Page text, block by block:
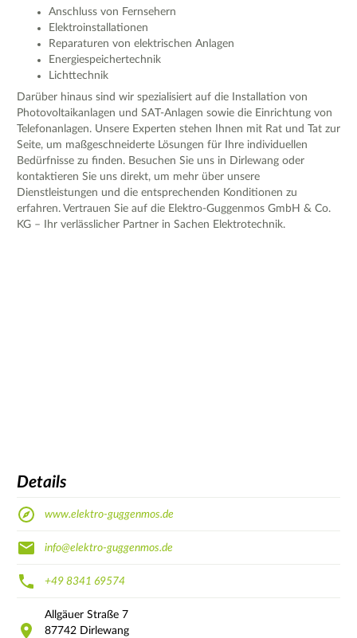
Anschluss von Fernsehern
Elektroinstallationen
Reparaturen von elektrischen Anlagen
Energiespeichertechnik
Lichttechnik
Darüber hinaus sind wir spezialisiert auf die Installation von
Photovoltaikanlagen und SAT-Anlagen sowie die Einrichtung von
Telefonanlagen. Unsere Experten stehen Ihnen mit Rat und Tat zur
Seite, um maßgeschneiderte Lösungen für Ihre individuellen
Bedürfnisse zu finden. Besuchen Sie uns in Dirlewang oder
kontaktieren Sie uns direkt, um mehr über unsere
Dienstleistungen und die entsprechenden Konditionen zu
erfahren. Vertrauen Sie auf die Elektro-Guggenmos GmbH & Co.
KG – Ihr verlässlicher Partner in Sachen Elektrotechnik.
Details
www.elektro-guggenmos.de
info@elektro-guggenmos.de
+49 8341 69574
Allgäuer Straße 7
87742 Dirlewang